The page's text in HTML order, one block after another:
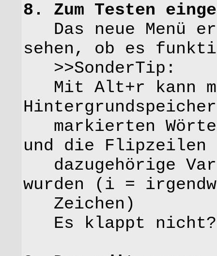
8. Zum Testen
Das neue Menü
sehen, ob es
>>SonderTip:
Mit Alt+r kann
markierten
und die Flipzeilen
dazugehörige
wurden (i =
Zeichen)
Es klappt nicht?